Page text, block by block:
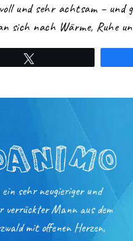
und sehr achtsam – und
sich nach Wärme, Ruhe
sehr neugieriger und
verrückter Mann aus dem
mit offenen Herzen,